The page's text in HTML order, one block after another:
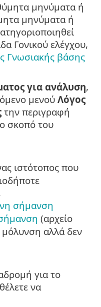
μηνύματα ή
μηνύματα ή
Γονικού ελέγχου,
Γνωσιακής βάσης
για ανάλυση,
μενού Λόγος
την περιγραφή
σκοπό του
ιστότοπος που
σήμανση
(αρχείο
μόλυνση αλλά δεν
για το
να